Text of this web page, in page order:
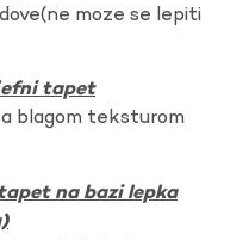
moze se lepiti
tapet
blagom teksturom
na bazi lepka